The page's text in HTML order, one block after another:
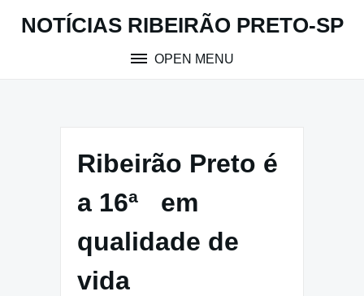
NOTÍCIAS RIBEIRÃO PRETO-SP
OPEN MENU
Ribeirão Preto é
a 16ª em
qualidade de
vida